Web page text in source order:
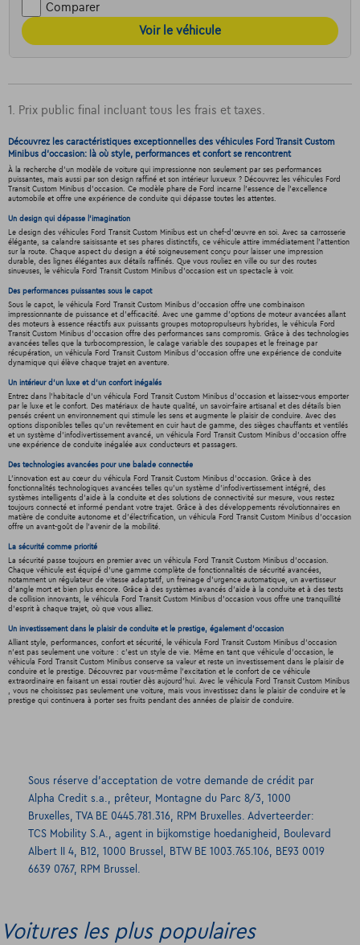
Comparer
Voir le véhicule
1. Prix public final incluant tous les frais et taxes.
Découvrez les caractéristiques exceptionnelles des véhicules Ford Transit Custom
Minibus d'occasion: là où style, performances et confort se rencontrent
À la recherche d'un modèle de voiture qui impressionne non seulement par ses performances
puissantes, mais aussi par son design raffiné et son intérieur luxueux ? Découvrez les véhicules Ford
Transit Custom Minibus d'occasion. Ce modèle phare de Ford incarne l'essence de l'excellence
automobile et offre une expérience de conduite qui dépasse toutes les attentes.
Un design qui dépasse l'imagination
Le design des véhicules Ford Transit Custom Minibus est un chef-d'œuvre en soi. Avec sa carrosserie
élégante, sa calandre saisissante et ses phares distinctifs, ce véhicule attire immédiatement l'attention
sur la route. Chaque aspect du design a été soigneusement conçu pour laisser une impression
durable, des lignes élégantes aux détails raffinés. Que vous rouliez en ville ou sur des routes
sinueuses, le véhicula Ford Transit Custom Minibus d'occasion est un spectacle à voir.
Des performances puissantes sous le capot
Sous le capot, le véhicula Ford Transit Custom Minibus d'occasion offre une combinaison
impressionnante de puissance et d'efficacité. Avec une gamme d'options de moteur avancées allant
des moteurs à essence réactifs aux puissants groupes motopropulseurs hybrides, le véhicula Ford
Transit Custom Minibus d'occasion offre des performances sans compromis. Grâce à des technologies
avancées telles que la turbocompression, le calage variable des soupapes et le freinage par
récupération, un véhicula Ford Transit Custom Minibus d'occasion offre une expérience de conduite
dynamique qui élève chaque trajet en aventure.
Un intérieur d’un luxe et d’un confort inégalés
Entrez dans l'habitacle d'un véhicula Ford Transit Custom Minibus d'occasion et laissez-vous emporter
par le luxe et le confort. Des matériaux de haute qualité, un savoir-faire artisanal et des détails bien
pensés créent un environnement qui stimule les sens et augmente le plaisir de conduire. Avec des
options disponibles telles qu'un revêtement en cuir haut de gamme, des sièges chauffants et ventilés
et un système d'infodivertissement avancé, un véhicula Ford Transit Custom Minibus d'occasion offre
une expérience de conduite inégalée aux conducteurs et passagers.
Des technologies avancées pour une balade connectée
L'innovation est au cœur du véhicula Ford Transit Custom Minibus d'occasion. Grâce à des
fonctionnalités technologiques avancées telles qu'un système d'infodivertissement intégré, des
systèmes intelligents d'aide à la conduite et des solutions de connectivité sur mesure, vous restez
toujours connecté et informé pendant votre trajet. Grâce à des développements révolutionnaires en
matière de conduite autonome et d'électrification, un véhicula Ford Transit Custom Minibus d'occasion
offre un avant-goût de l'avenir de la mobilité.
La sécurité comme priorité
La sécurité passe toujours en premier avec un véhicula Ford Transit Custom Minibus d'occasion.
Chaque véhicule est équipé d'une gamme complète de fonctionnalités de sécurité avancées,
notamment un régulateur de vitesse adaptatif, un freinage d'urgence automatique, un avertisseur
d'angle mort et bien plus encore. Grâce à des systèmes avancés d'aide à la conduite et à des tests
de collision innovants, le véhicula Ford Transit Custom Minibus d'occasion vous offre une tranquillité
d'esprit à chaque trajet, où que vous alliez.
Un investissement dans le plaisir de conduite et le prestige, également d'occasion
Alliant style, performances, confort et sécurité, le véhicula Ford Transit Custom Minibus d'occasion
n'est pas seulement une voiture : c'est un style de vie. Même en tant que véhicule d'occasion, le
véhicula Ford Transit Custom Minibus conserve sa valeur et reste un investissement dans le plaisir de
conduire et le prestige. Découvrez par vous-même l'excitation et le confort de ce véhicule
extraordinaire en faisant un essai routier dès aujourd'hui. Avec le véhicula Ford Transit Custom Minibus
, vous ne choisissez pas seulement une voiture, mais vous investissez dans le plaisir de conduire et le
prestige qui continuera à porter ses fruits pendant des années de plaisir de conduire.
Sous réserve d’acceptation de votre demande de crédit par
Alpha Credit s.a., prêteur, Montagne du Parc 8/3, 1000
Bruxelles, TVA BE 0445.781.316, RPM Bruxelles. Adverteerder:
TCS Mobility S.A., agent in bijkomstige hoedanigheid, Boulevard
Albert II 4, B12, 1000 Brussel, BTW BE 1003.765.106, BE93 0019
6639 0767, RPM Brussel.
Voitures les plus populaires